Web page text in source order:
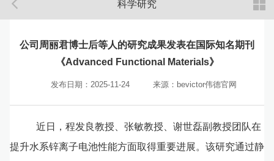
科学研究
公司周丽君博士后等人的研究成果发表在国际知名期刊
《Advanced Functional Materials》
发布日期：2025-11-24 来源：bevictor伟德官网
近日，程发良教授、张敏教授、谢世磊副教授团队在
提升水系锌离子电池性能方面取得重要进展。该研究通过静